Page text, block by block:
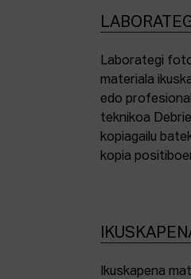
Laborategi
materiala
edo
teknikoa
kopiagailu
kopia
Ikuskapena